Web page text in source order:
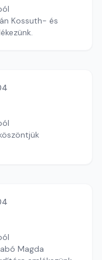
Kossuth- és
Magda